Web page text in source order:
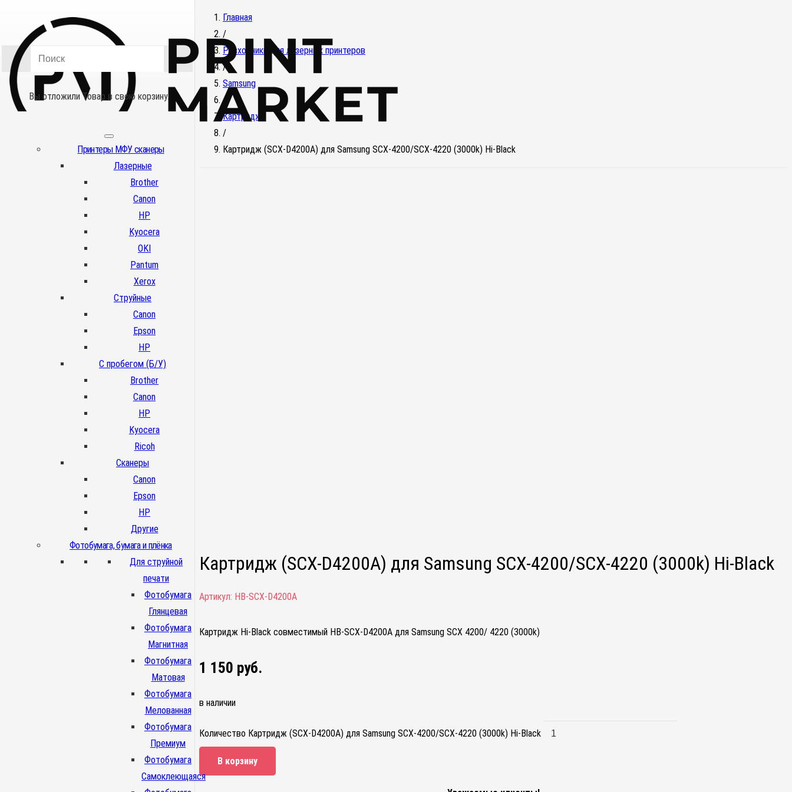
Вы отложилиТовар в свою корзину.
Принтеры МФУ сканеры
Лазерные
Brother
Canon
HP
Kyocera
OKI
Pantum
Xerox
Струйные
Canon
Epson
HP
С пробегом (Б/У)
Brother
Canon
HP
Kyocera
Ricoh
Сканеры
Canon
Epson
HP
Другие
Фотобумага, бумага и плёнка
Для струйной
печати
Фотобумага
Глянцевая
Фотобумага
Магнитная
Фотобумага
Матовая
Фотобумага
Мелованная
Фотобумага
Премиум
Фотобумага
Самоклеющаяся
Главная
/
Расходники для лазерных принтеров
/
Samsung
/
Картриджи
/
Картридж (SCX-D4200A) для Samsung SCX-4200/SCX-4220 (3000k) Hi-Black
Картридж (SCX-D4200A) для Samsung SCX-4200/SCX-4220 (3000k) Hi-Black
Артикул: HB-SCX-D4200A
Картридж Hi-Black совместимый HB-SCX-D4200A для Samsung SCX 4200/ 4220 (3000k)
1 150 руб.
в наличии
Количество Картридж (SCX-D4200A) для Samsung SCX-4200/SCX-4220 (3000k) Hi-Black
В корзину